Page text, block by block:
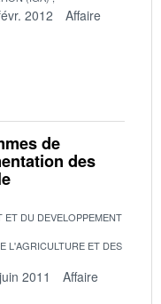
2012
Affaire
de
des
ET DU DEVELOPPEMENT
L'AGRICULTURE ET DES
2011
Affaire